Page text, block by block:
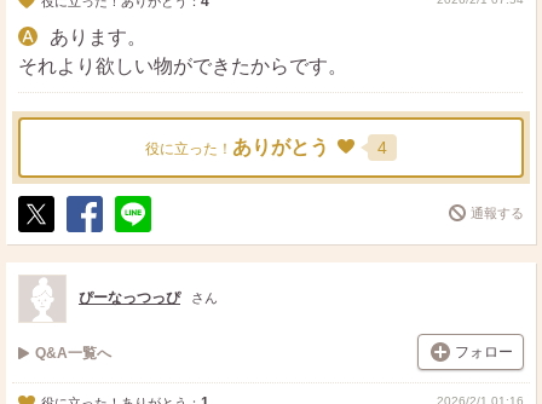
あります。
それより欲しい物ができたからです。
役に立った！ ありがとう 4
ポ
ス
ト
シ
ェ
送
る
通報する
ぴーなっつっぴ さん
Q&A一覧へ フォロー
2026/2/1 01:16